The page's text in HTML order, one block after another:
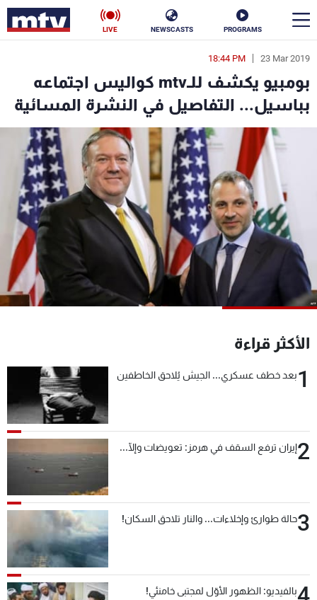
PROGRAMS
NEWSCASTS
LIVE
23 Mar 2019
18:44 PM
بومبيو يكشف للـmtv كواليس اجتماعه
بباسيل... التفاصيل في النشرة المسائية
الأكثر قراءة
1بعد خطف عسكري... الجيش يُلاحق الخاطفين
2إيران ترفع السقف في هرمز: تعويضات وإلّا...
3حالة طوارئ وإخلاءات... والنار تلاحق السكان!
بالفيديو: الظهور الأوّل لمجتبى خامنئي!
en
الأخبار
سياسة ناس
إقتصاد فن
منوعات رياضة
كأس العالم
البرامج
جدول البرامج
شاهد البرامج
الترددات
شروط الإسـتخدام
سياسة الخصوصية